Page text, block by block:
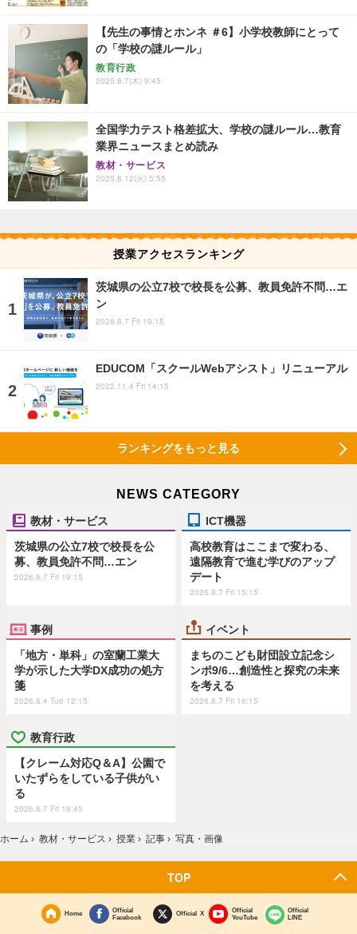
【先生の事情とホンネ ＃6】小学校教師にとって
の「学校の謎ルール」
教育行政
2025.8.7(木) 9:45
全国学力テスト格差拡大、学校の謎ルール…教育
業界ニュースまとめ読み
教材・サービス
2025.8.12(火) 5:55
授業アクセスランキング
茨城県の公立7校で校長を公募、教員免許不問…エ
ン
2026.8.7 Fri 19:15
EDUCOM「スクールWebアシスト」リニューアル
2022.11.4 Fri 14:15
ランキングをもっと見る
NEWS CATEGORY
教材・サービス
茨城県の公立7校で校長を公
募、教員免許不問…エン
2026.8.7 Fri 19:15
ICT機器
高校教育はここまで変わる、
遠隔教育で進む学びのアップ
デート
2026.8.7 Fri 15:15
事例
「地方・単科」の室蘭工業大
学が示した大学DX成功の処方
箋
2026.8.4 Tue 12:15
イベント
まちのこども財団設立記念シ
ンポ9/6…創造性と探究の未来
を考える
2026.8.7 Fri 16:15
教育行政
【クレーム対応Q＆A】公園で
いたずらをしている子供がい
る
2026.8.7 Fri 19:45
ホーム › 教材・サービス › 授業 › 記事 › 写真・画像
TOP
Home
Official
Facebook
Official X
Official
YouTube
Official
LINE